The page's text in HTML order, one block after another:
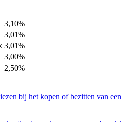
3,10%
3,01%
3,01%
3,00%
2,50%
bij het kopen of bezitten van een